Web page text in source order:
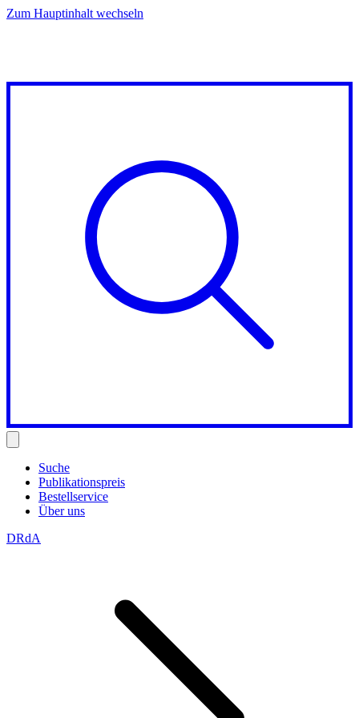
Zum Hauptinhalt wechseln
Suche
Publikationspreis
Bestellservice
Über uns
DRdA